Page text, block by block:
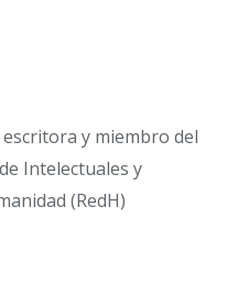
escritora y miembro del
Intelectuales y
(RedH)